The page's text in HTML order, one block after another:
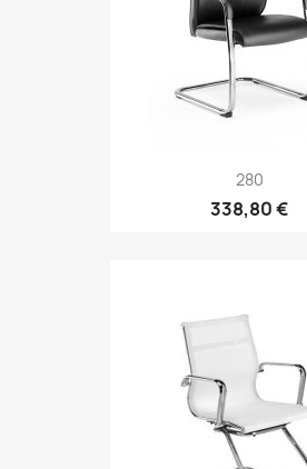
280
338,80 €